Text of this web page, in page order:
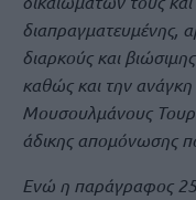
διαπραγματευμένης,
διαρκούς και
καθώς και την
Μουσουλμάνους
άδικης απομόνωσης
Ενώ η παράγραφος